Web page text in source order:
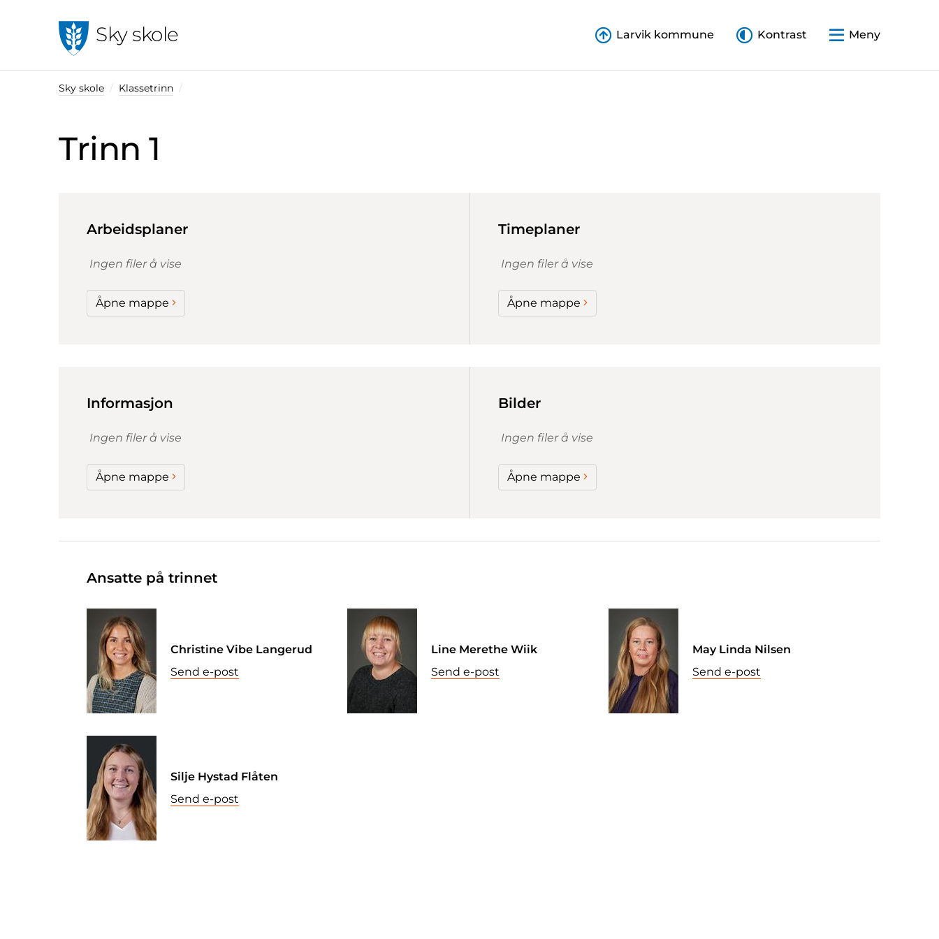
Sky skole Larvik kommune Kontrast Meny
Sky skole Klassetrinn
Trinn 1
Arbeidsplaner
Ingen filer å vise
Åpne mappe
Timeplaner
Ingen filer å vise
Åpne mappe
Informasjon
Ingen filer å vise
Åpne mappe
Bilder
Ingen filer å vise
Åpne mappe
Ansatte på trinnet
Christine Vibe Langerud
Send e-post
Line Merethe Wiik
Send e-post
May Linda Nilsen
Send e-post
Silje Hystad Flåten
Send e-post